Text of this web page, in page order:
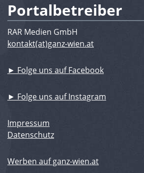
Portalbetreiber
RAR Medien GmbH
kontakt(at)ganz-wien.at
► Folge uns auf Facebook
► Folge uns auf Instagram
Impressum
Datenschutz
Werben auf ganz-wien.at